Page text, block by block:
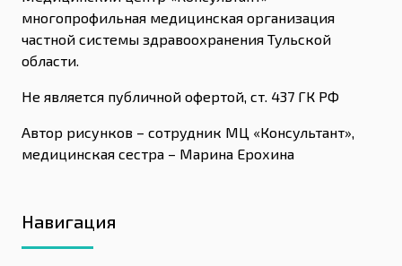
многопрофильная медицинская организация
частной системы здравоохранения Тульской
области.
Не является публичной офертой, ст. 437 ГК РФ
Автор рисунков – сотрудник МЦ «Консультант»,
медицинская сестра – Марина Ерохина
Навигация